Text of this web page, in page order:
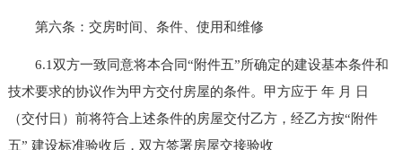
第六条：交房时间、条件、使用和维修
6.1双方一致同意将本合同“附件五”所确定的建设基本条件和
技术要求的协议作为甲方交付房屋的条件。甲方应于 年 月 日
（交付日）前将符合上述条件的房屋交付乙方，经乙方按“附件
五” 建设标准验收后，双方签署房屋交接验收